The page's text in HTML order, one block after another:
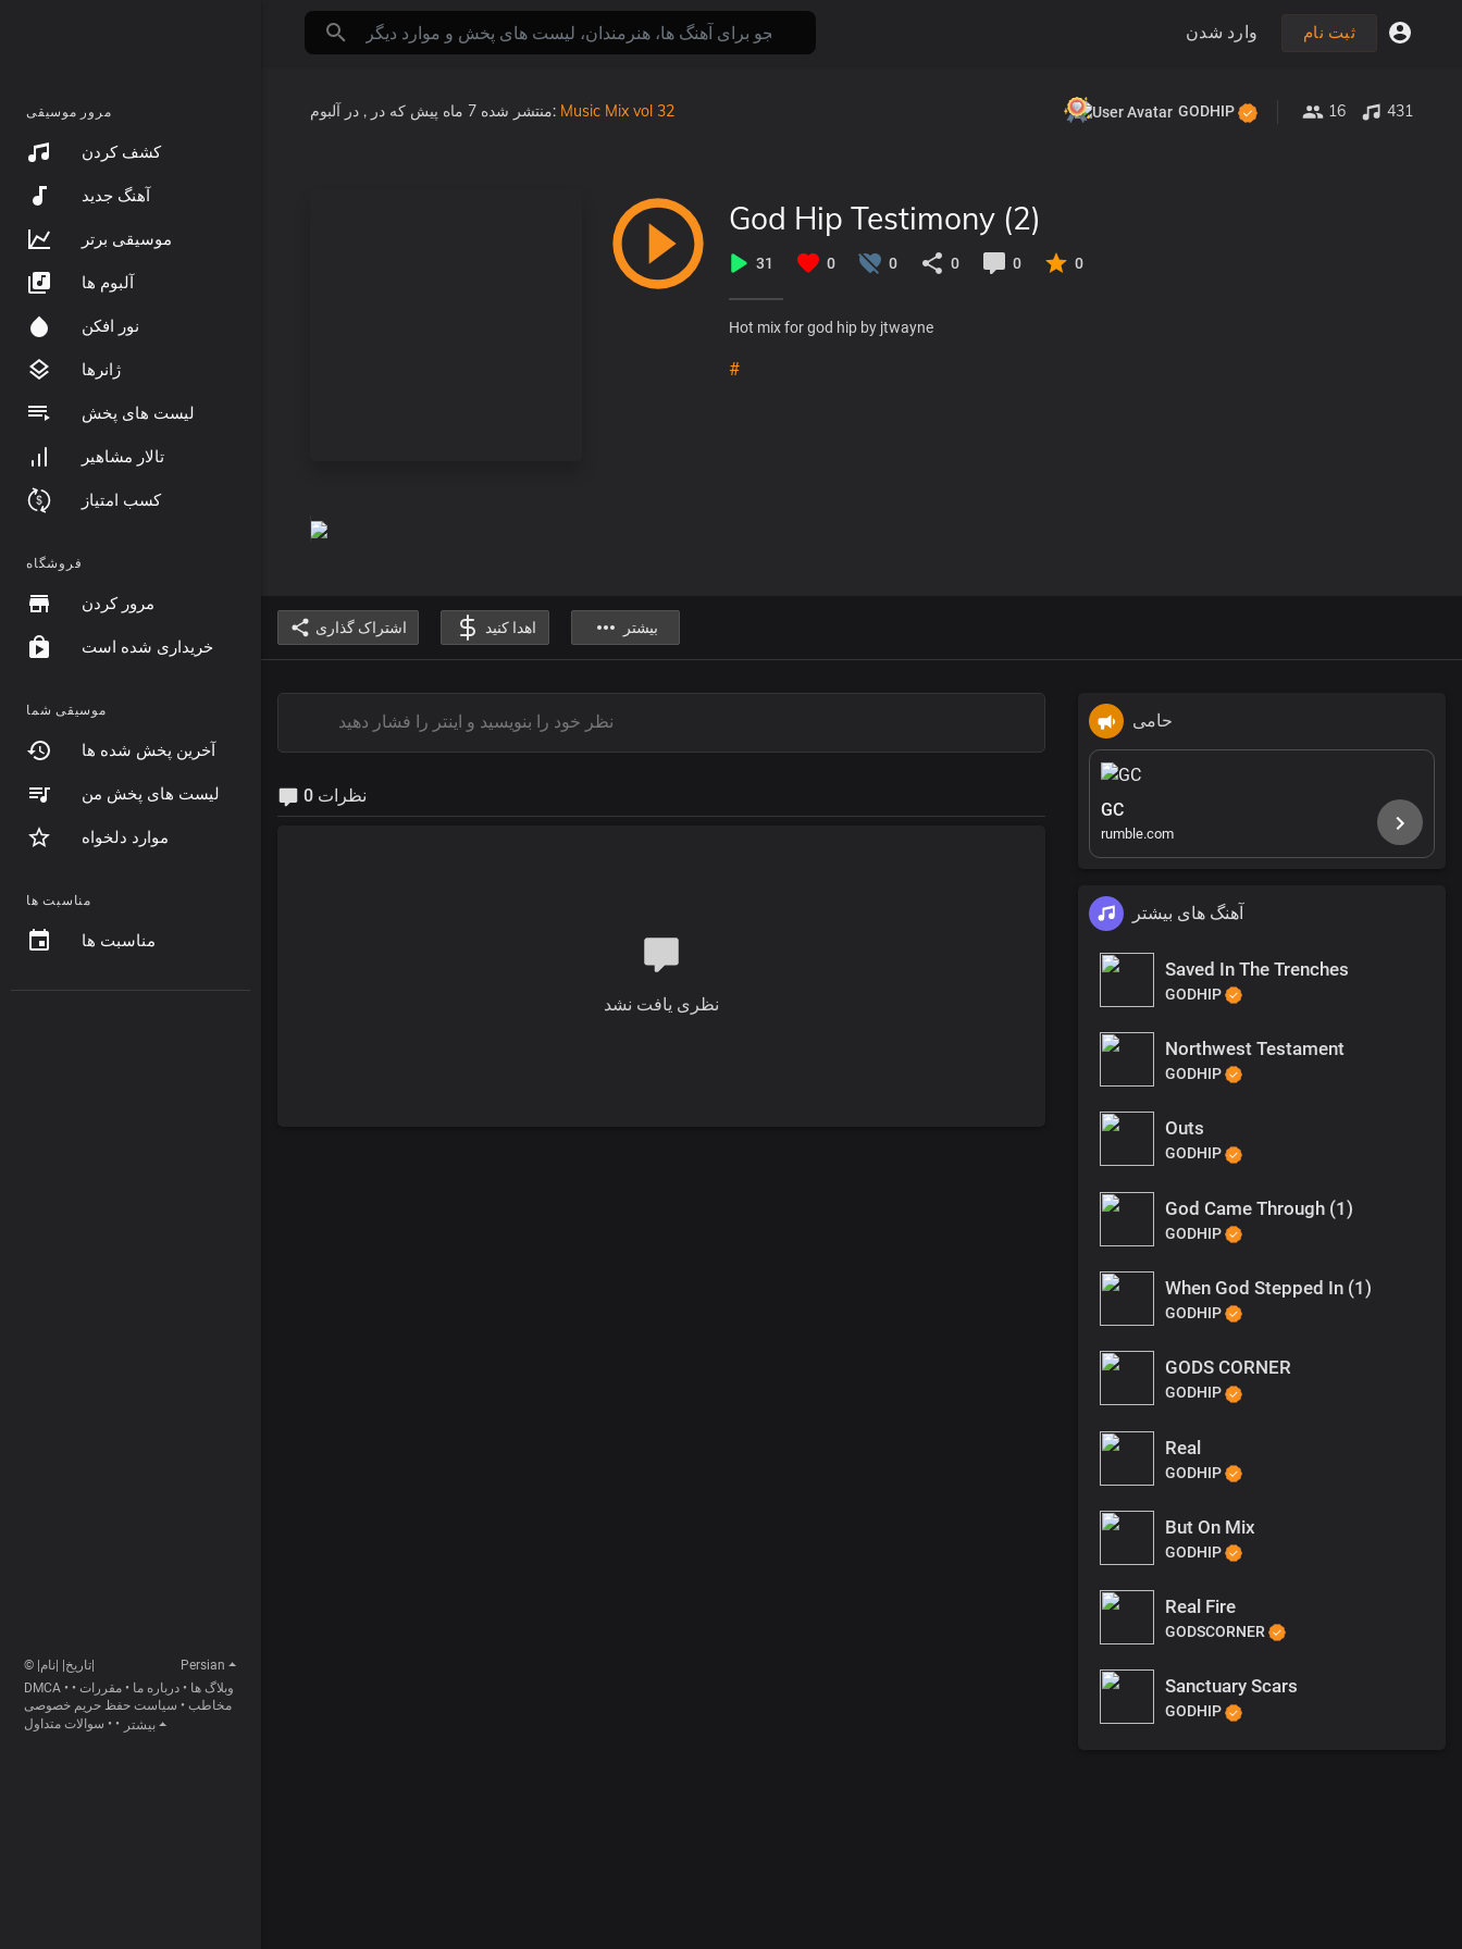
مرور موسیقی
کشف کردن
آهنگ جدید
موسیقی برتر
آلبوم ها
نور افکن
ژانرها
لیست های پخش
تالار مشاهیر
کسب امتیاز
فروشگاه
مرور کردن
خریداری شده است
موسیقی شما
آخرین پخش شده ها
لیست های پخش من
موارد دلخواه
مناسبت ها
مناسبت ها
Persian
DMCA • وبلاگ ها • درباره ما • مقررات •
مخاطب • سیاست حفظ حریم خصوصی
• سوالات متداول • بیشتر
وارد شدن ثبت نام
منتشر شده 7 ماه پیش که در , در آلبوم: Music Mix vol 32 GODHIP 16 431
God Hip Testimony (2)
31 0 0 0 0 0
Hot mix for god hip by jtwayne
#
اشتراک گذاری اهدا کنید بیشتر
0 نظرات
نظری یافت نشد
حامی
GC
rumble.com
آهنگ های بیشتر
Saved In The Trenches
GODHIP
Northwest Testament
GODHIP
Outs
GODHIP
God Came Through (1)
GODHIP
When God Stepped In (1)
GODHIP
GODS CORNER
GODHIP
Real
GODHIP
But On Mix
GODHIP
Real Fire
GODSCORNER
Sanctuary Scars
GODHIP